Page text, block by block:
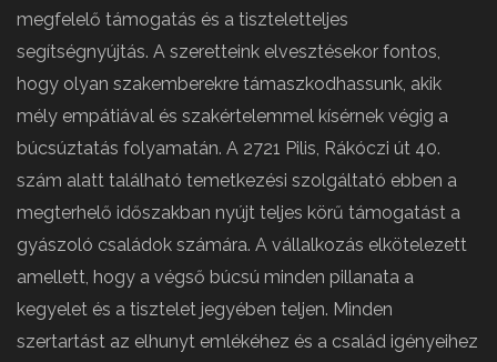
megfelelő támogatás és a tiszteletteljes
segítségnyújtás. A szeretteink elvesztésekor fontos,
hogy olyan szakemberekre támaszkodhassunk, akik
mély empátiával és szakértelemmel kísérnek végig a
búcsúztatás folyamatán. A 2721 Pilis, Rákóczi út 40.
szám alatt található temetkezési szolgáltató ebben a
megterhelő időszakban nyújt teljes körű támogatást a
gyászoló családok számára. A vállalkozás elkötelezett
amellett, hogy a végső búcsú minden pillanata a
kegyelet és a tisztelet jegyében teljen. Minden
szertartást az elhunyt emlékéhez és a család igényeihez